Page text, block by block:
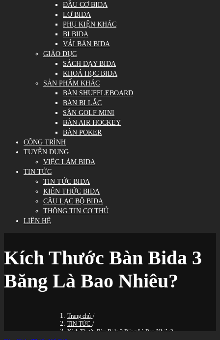
ĐẦU CƠ BIDA
LƠ BIDA
PHỤ KIỆN KHÁC
BI BIDA
VẢI BÀN BIDA
GIÁO DỤC
SÁCH DẠY BIDA
KHOÁ HỌC BIDA
SẢN PHẨM KHÁC
BÀN SHUFFLEBOARD
BÀN BI LẮC
SÂN GOLF MINI
BÀN AIR HOCKEY
BÀN POKER
CÔNG TRÌNH
TUYỂN DỤNG
VIỆC LÀM BIDA
TIN TỨC
TIN TỨC BIDA
KIẾN THỨC BIDA
CÂU LẠC BỘ BIDA
THÔNG TIN CƠ THỦ
LIÊN HỆ
Kích Thước Bàn Bida 3
Băng Là Bao Nhiêu?
Trang chủ /
TIN TỨC /
Kích Thước Bàn Bida 3 Băng Là Bao Nhiêu?